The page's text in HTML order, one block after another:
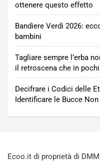
ottenere questo effetto
Bandiere Verdi 2026:
bambini
Tagliare sempre l’erba
il retroscena che in
Decifrare i Codici delle
Identificare le Bucce
Ecoo.it di proprietà di